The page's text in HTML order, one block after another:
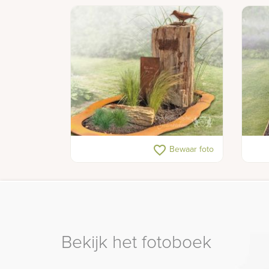
Uniek gedenkteken met versteend
favorite_border Bewaar foto
Bekijk het fotoboek